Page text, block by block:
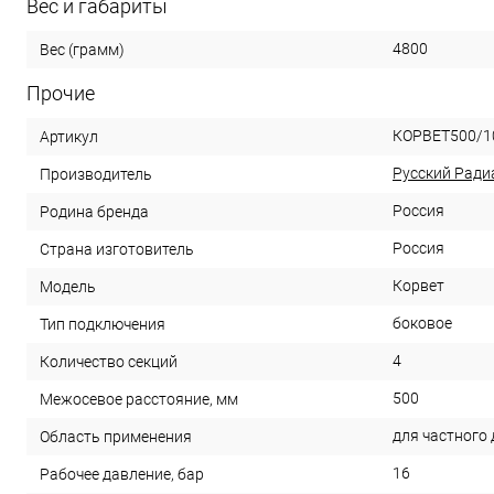
Вес и габариты
Вес (грамм) 4800
Прочие
Артикул КОРВЕТ500/
Производитель Русский
Родина бренда Россия
Страна изготовитель Россия
Модель Корвет
Тип подключения боковое
Количество секций 4
Межосевое расстояние, мм 500
Область применения для частного
Рабочее давление, бар 16